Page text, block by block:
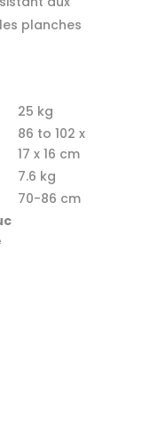
planches
25 kg
86 to 102 x
17 x 16 cm
7.6 kg
70-86 cm